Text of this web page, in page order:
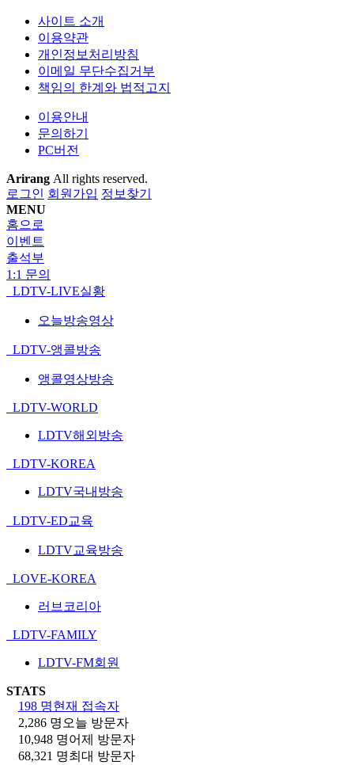
사이트 소개
이용약관
개인정보처리방침
이메일 무단수집거부
책임의 한계와 법적고지
이용안내
문의하기
PC버전
Arirang All rights reserved.
로그인 회원가입 정보찾기
MENU
홈으로
이벤트
출석부
1:1 문의
LDTV-LIVE실황
오늘방송영상
LDTV-앵콜방송
앵콜영상방송
LDTV-WORLD
LDTV해외방송
LDTV-KOREA
LDTV국내방송
LDTV-ED교육
LDTV교육방송
LOVE-KOREA
러브코리아
LDTV-FAMILY
LDTV-FM회원
STATS
198 명현재 접속자
2,286 명 오늘 방문자
10,948 명어제 방문자
68,321 명최대 방문자